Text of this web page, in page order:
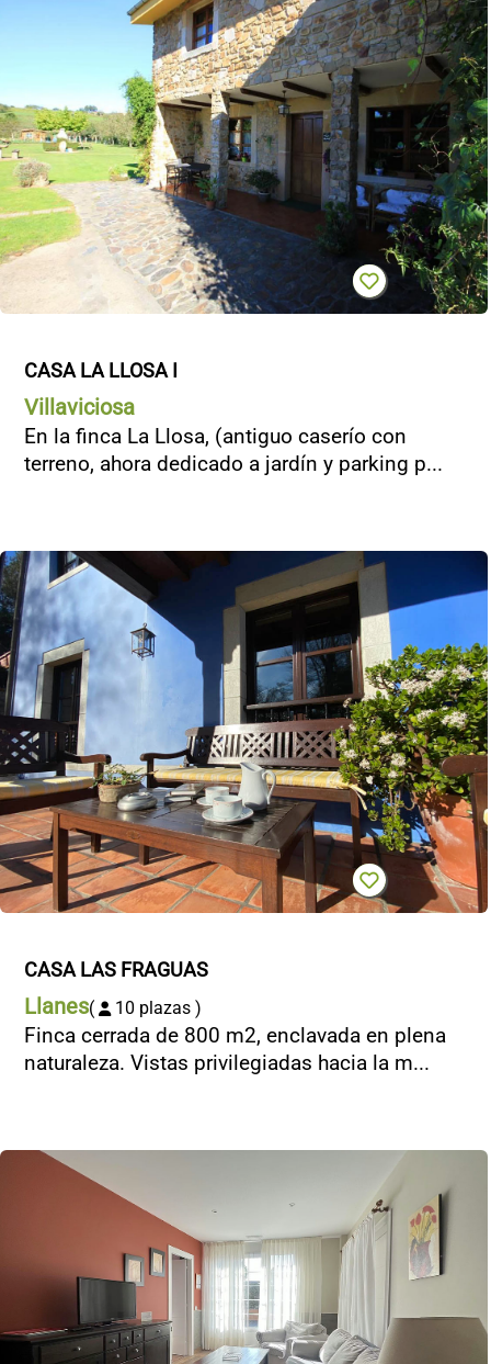
I
CASA LA LLOSA I
Villaviciosa
En la finca La Llosa, (antiguo caserío con
terreno, ahora dedicado a jardín y parking p...
CASA LAS FRAGUAS
Llanes( 10 plazas )
Finca cerrada de 800 m2, enclavada en plena
naturaleza. Vistas privilegiadas hacia la m...